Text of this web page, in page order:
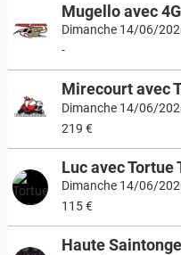
Mugello avec
Dimanche 14/06/
-
Mirecourt avec
Dimanche 14/06/
219 €
Luc avec Tortue
Dimanche 14/06/
115 €
Haute